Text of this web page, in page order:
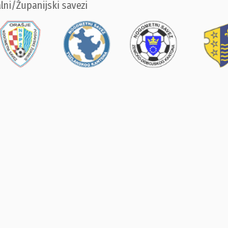
Županijski savezi